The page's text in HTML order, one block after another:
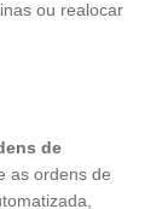
ou realocar
de
as ordens de